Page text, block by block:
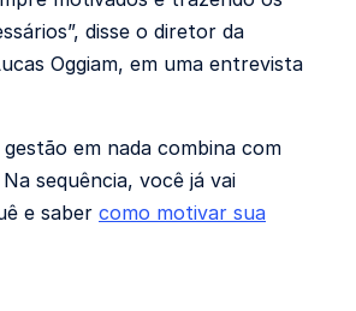
disse o diretor da
Oggiam, em uma entrevista
gestão em nada combina com
sequência, você já vai
e saber como motivar sua